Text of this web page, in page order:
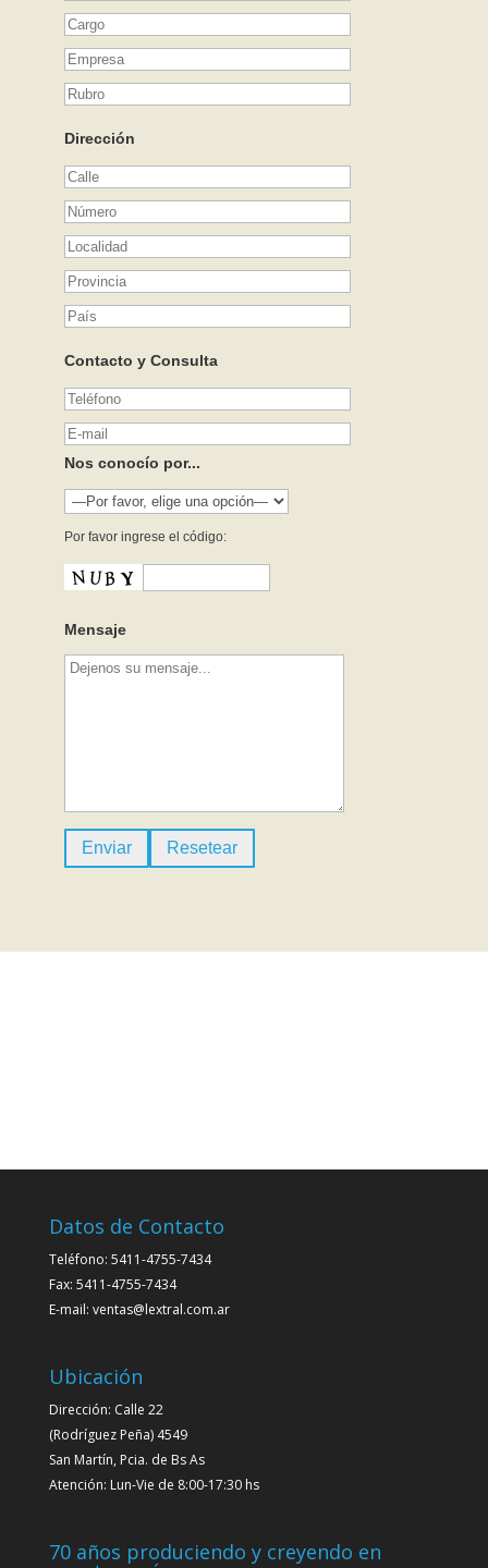
Dirección
Contacto y Consulta
Nos conocío por...
Por favor ingrese el código:
Mensaje
Datos de Contacto
Teléfono: 5411-4755-7434
Fax: 5411-4755-7434
E-mail: ventas@lextral.com.ar
Ubicación
Dirección: Calle 22
(Rodríguez Peña) 4549
San Martín, Pcia. de Bs As
Atención: Lun-Vie de 8:00-17:30 hs
70 años produciendo y creyendo en